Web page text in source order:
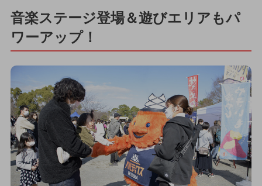
音楽ステージ登場＆遊びエリアもパ
ワーアップ！